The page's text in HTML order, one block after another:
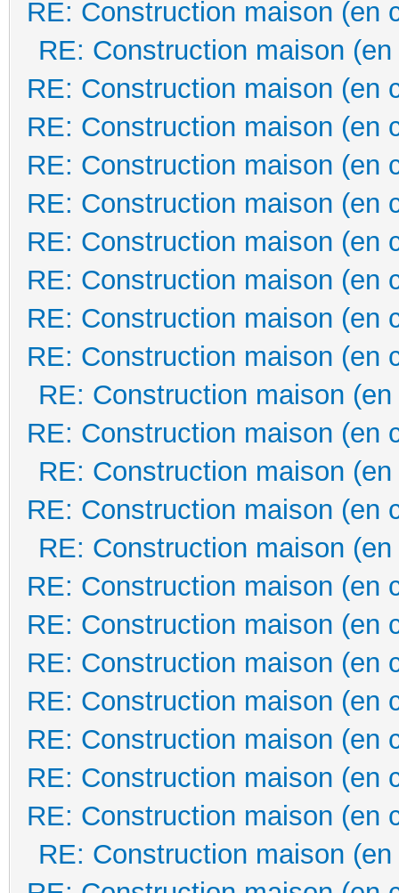
RE: Construction maison (en
RE: Construction maison
RE: Construction maison (en
RE: Construction maison (en
RE: Construction maison (en
RE: Construction maison (en
RE: Construction maison (en
RE: Construction maison (en
RE: Construction maison (en
RE: Construction maison (en
RE: Construction maison
RE: Construction maison (en
RE: Construction maison
RE: Construction maison (en
RE: Construction maison
RE: Construction maison (en
RE: Construction maison (en
RE: Construction maison (en
RE: Construction maison (en
RE: Construction maison (en
RE: Construction maison (en
RE: Construction maison (en
RE: Construction maison